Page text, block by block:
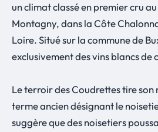
un climat classé en premier cru
Montagny, dans la Côte
Loire. Situé sur la commune de
exclusivement des vins blancs de
Le terroir des Coudrettes tire son
terme ancien désignant le
suggère que des noisetiers